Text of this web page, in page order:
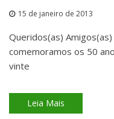
15 de janeiro de 2013
Queridos(as)
comemoramos os 50
vinte
Leia Mais